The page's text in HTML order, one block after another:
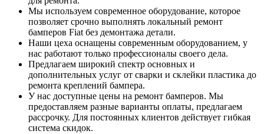
Мы используем современное оборудование, которое
позволяет срочно выполнять локальный ремонт
бамперов Fiat без демонтажа детали.
Наши цеха оснащены современным оборудованием, у
нас работают только профессионалы своего дела.
Предлагаем широкий спектр основных и
дополнительных услуг от сварки и склейки пластика до
ремонта креплений бампера.
У нас доступные цены на ремонт бамперов. Мы
предоставляем разные варианты оплаты, предлагаем
рассрочку. Для постоянных клиентов действует гибкая
система скидок.